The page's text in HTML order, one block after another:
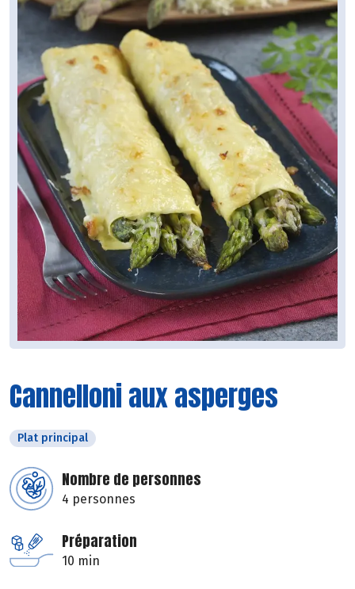
Cannelloni aux asperges
Plat principal
Nombre de personnes
4 personnes
Préparation
10 min